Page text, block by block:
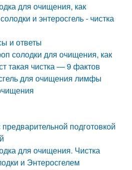
для очищения, как
и энтеросгель - чистка
и ответы
солодки для очищения, как
такая чистка — 9 фактов
для очищения лимфы
подготовкой
для очищения. Чистка
и Энтеросгелем